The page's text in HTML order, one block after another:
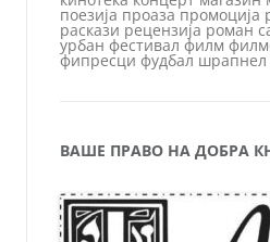
поезија проаза промоција
раскази рецензија роман
урбан фестивал филм
фипресци фудбал шрапнел
ВАШЕ ПРАВО НА ДОБРА